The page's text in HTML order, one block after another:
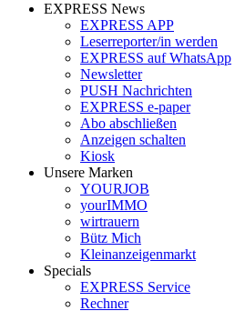
EXPRESS News
EXPRESS APP
Leserreporter/in werden
EXPRESS auf WhatsApp
Newsletter
PUSH Nachrichten
EXPRESS e-paper
Abo abschließen
Anzeigen schalten
Kiosk
Unsere Marken
YOURJOB
yourIMMO
wirtrauern
Bütz Mich
Kleinanzeigenmarkt
Specials
EXPRESS Service
Rechner